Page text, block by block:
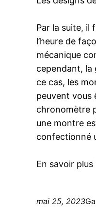
Par la suite, il
l’heure de
mécanique
cependant, la
ce cas, les
peuvent vous
chronomètre
une montre
confectionné
En savoir
mai 25, 2023